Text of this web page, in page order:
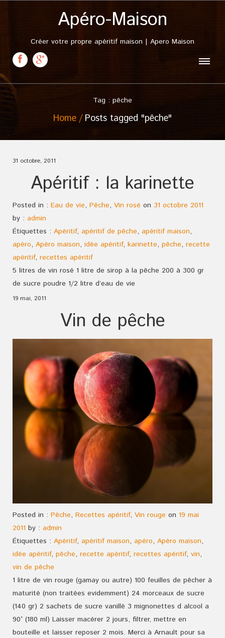
Apéro-Maison
Créer votre propre apéritif maison | Apero Maison
Tag : pêche
Home Posts tagged "pêche"
31 octobre, 2011
Apéritif : la karinette
Posted in : Eau de vie, Pêche, Vin rosé on 31 octobre 2011
by : admin
Étiquettes : Apéritif, apéritif de pêche, apéritif maison,
apéro, Apéro maison, idée apéritif, karinette, pêche, recette
apéritif, recettes apéritif
5 litres de vin rosé 1 litre de sirop à la pêche 200 à 300 gr
de sucre poudre 1/2 litre d’eau de vie
19 mai, 2011
Vin de pêche
Posted in : Pêche, Recettes apéritif, Vin rouge on 19 mai
2011 by : admin
Étiquettes : Apéritif, apéritif maison, apéro, Apéro maison,
idée apéritif, pêche, recette apéritif, recettes apéritif, vin,
vin de pêche
1 litre de vin rouge (gamay ou autre) 100 feuilles de pêcher à
maturité (non traitées evidemment) 24 morceaux de sucre
(140 gr) 2 sachets de sucre vanillé 3 mignonettes d alcool a
90° (180 ml) Laisser macérer 2 jours, filtrer, mettre en
bouteille et laisser reposer 2 mois. Merci à Arnault pour sa